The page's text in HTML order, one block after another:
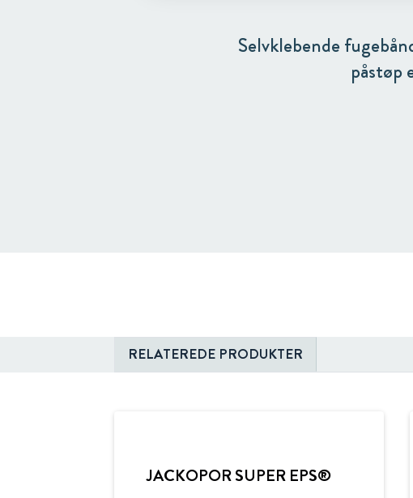
Selvklebende
påstøp
RELATEREDE PRODUKTER
JACKOPOR SUPER EPS®